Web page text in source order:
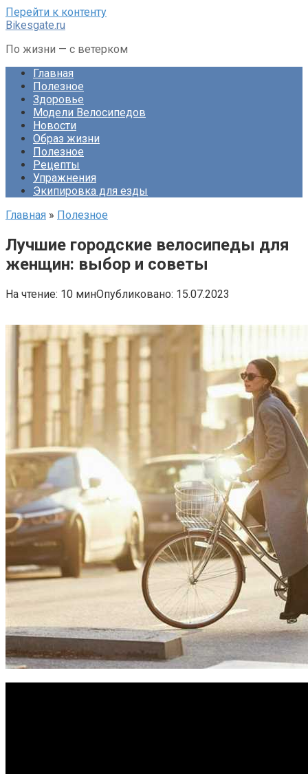
Перейти к контенту
Bikesgate.ru
По жизни — с ветерком
Главная
Полезное
Здоровье
Модели Велосипедов
Новости
Образ жизни
Полезное
Рецепты
Упражнения
Экипировка для езды
Главная » Полезное
Лучшие городские велосипеды для
женщин: выбор и советы
На чтение: 10 минОпубликовано: 15.07.2023